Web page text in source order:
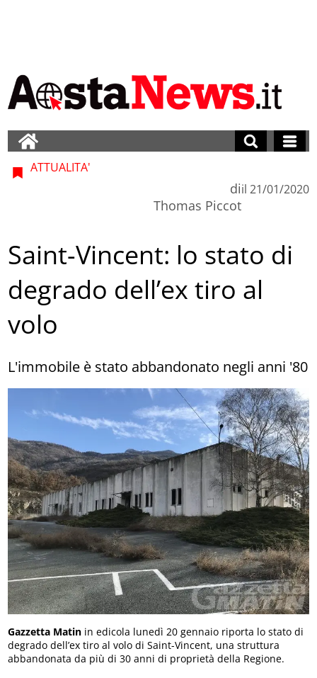
ATTUALITA'
di
Thomas Piccot
il 21/01/2020
Saint-Vincent: lo stato di
degrado dell’ex tiro al
volo
L'immobile è stato abbandonato negli anni '80
Gazzetta Matin in edicola lunedì 20 gennaio riporta lo stato di
degrado dell’ex tiro al volo di Saint-Vincent, una struttura
abbandonata da più di 30 anni di proprietà della Regione.